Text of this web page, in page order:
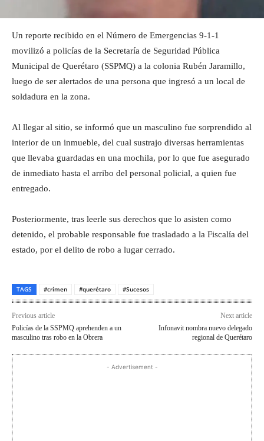
Un reporte recibido en el Número de Emergencias 9-1-1
movilizó a policías de la Secretaría de Seguridad Pública
Municipal de Querétaro (SSPMQ) a la colonia Rubén Jaramillo,
luego de ser alertados de una persona que ingresó a un local de
soldadura en la zona.
Al llegar al sitio, se informó que un masculino fue sorprendido al
interior de un inmueble, del cual sustrajo diversas herramientas
que llevaba guardadas en una mochila, por lo que fue asegurado
de inmediato hasta el arribo del personal policial, a quien fue
entregado.
Posteriormente, tras leerle sus derechos que lo asisten como
detenido, el probable responsable fue trasladado a la Fiscalía del
estado, por el delito de robo a lugar cerrado.
TAGS #crímen #querétaro #Sucesos
Previous article
Policías de la SSPMQ aprehenden a un
masculino tras robo en la Obrera
Next article
Infonavit nombra nuevo delegado
regional de Querétaro
- Advertisement -